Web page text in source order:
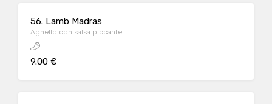
56. Lamb Madras
Agnello con salsa piccante
9.00 €